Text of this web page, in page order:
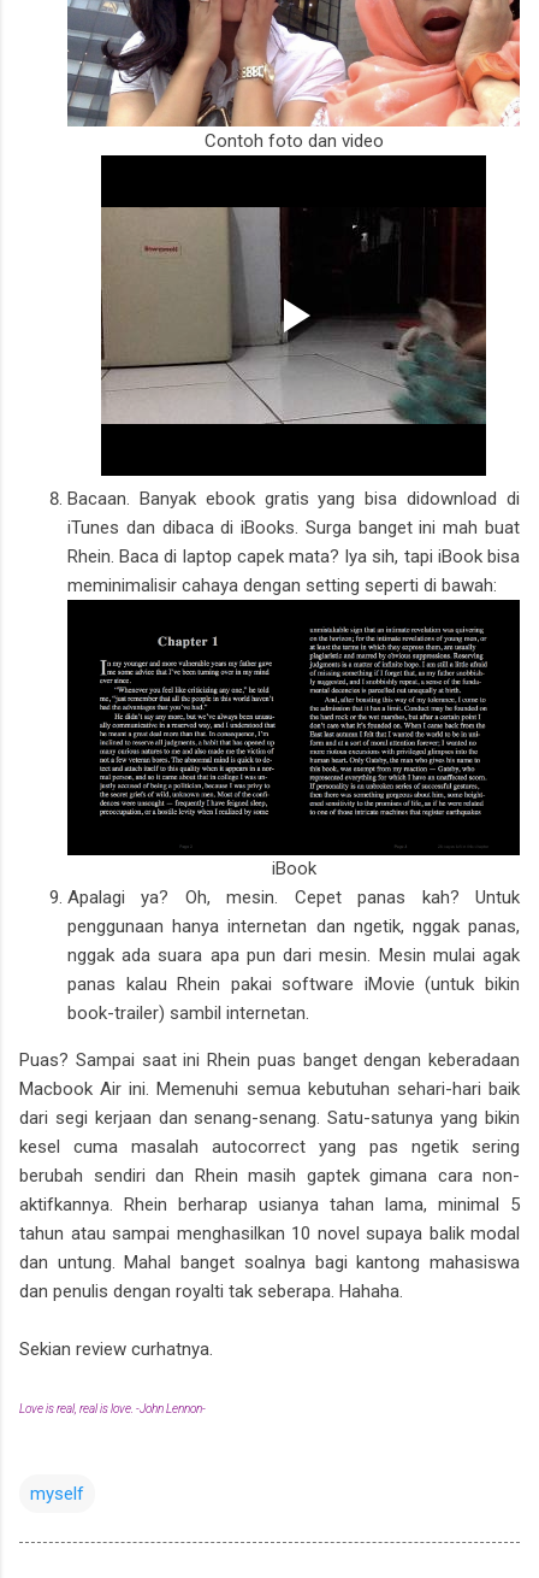
Contoh foto dan video
Bacaan. Banyak ebook gratis yang bisa didownload di
iTunes dan dibaca di iBooks. Surga banget ini mah buat
Rhein. Baca di laptop capek mata? Iya sih, tapi iBook bisa
meminimalisir cahaya dengan setting seperti di bawah:
iBook
Apalagi ya? Oh, mesin. Cepet panas kah? Untuk
penggunaan hanya internetan dan ngetik, nggak panas,
nggak ada suara apa pun dari mesin. Mesin mulai agak
panas kalau Rhein pakai software iMovie (untuk bikin
book-trailer) sambil internetan.
Puas? Sampai saat ini Rhein puas banget dengan keberadaan
Macbook Air ini. Memenuhi semua kebutuhan sehari-hari baik
dari segi kerjaan dan senang-senang. Satu-satunya yang bikin
kesel cuma masalah autocorrect yang pas ngetik sering
berubah sendiri dan Rhein masih gaptek gimana cara non-
aktifkannya. Rhein berharap usianya tahan lama, minimal 5
tahun atau sampai menghasilkan 10 novel supaya balik modal
dan untung. Mahal banget soalnya bagi kantong mahasiswa
dan penulis dengan royalti tak seberapa. Hahaha.
Sekian review curhatnya.
Love is real, real is love. -John Lennon-
myself